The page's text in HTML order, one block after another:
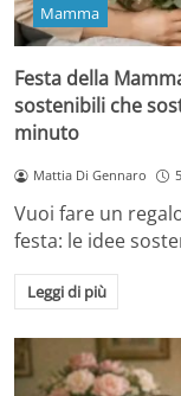
Mamma
Festa della
sostenibili che
minuto
Mattia Di Gennaro
Vuoi fare un
festa: le idee
Leggi di più